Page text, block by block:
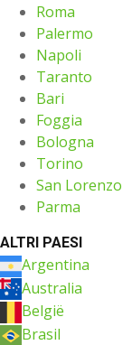
Roma
Palermo
Napoli
Taranto
Bari
Foggia
Bologna
Torino
San Lorenzo
Parma
ALTRI PAESI
Argentina
Australia
België
Brasil